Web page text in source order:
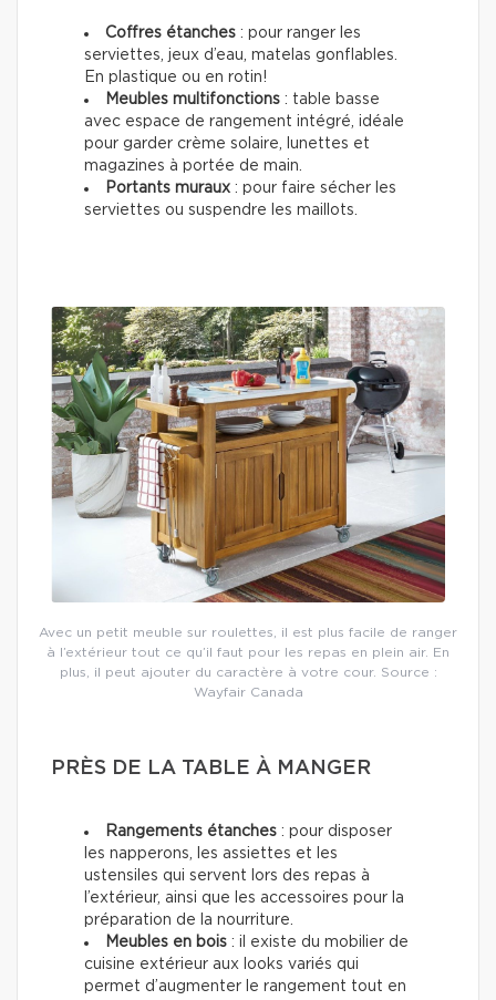
Coffres étanches : pour ranger les
serviettes, jeux d’eau, matelas gonflables.
En plastique ou en rotin!
Meubles multifonctions : table basse
avec espace de rangement intégré, idéale
pour garder crème solaire, lunettes et
magazines à portée de main.
Portants muraux : pour faire sécher les
serviettes ou suspendre les maillots.
Avec un petit meuble sur roulettes, il est plus facile de ranger
à l’extérieur tout ce qu’il faut pour les repas en plein air. En
plus, il peut ajouter du caractère à votre cour. Source :
Wayfair Canada
PRÈS DE LA TABLE À MANGER
Rangements étanches : pour disposer
les napperons, les assiettes et les
ustensiles qui servent lors des repas à
l’extérieur, ainsi que les accessoires pour la
préparation de la nourriture.
Meubles en bois : il existe du mobilier de
cuisine extérieur aux looks variés qui
permet d’augmenter le rangement tout en